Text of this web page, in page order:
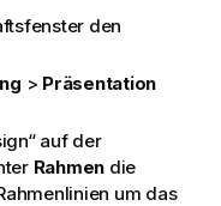
den
> Präsentation
auf der
Rahmen die
um das